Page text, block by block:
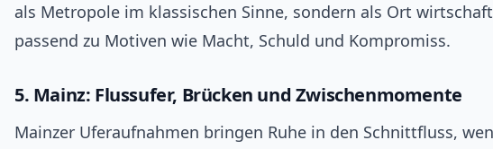
als Metropole im klassischen Sinne, sondern als Ort
passend zu Motiven wie Macht, Schuld und Kompromiss.
5. Mainz: Flussufer, Brücken und Zwischenmomente
Mainzer Uferaufnahmen bringen Ruhe in den Schnittfluss,